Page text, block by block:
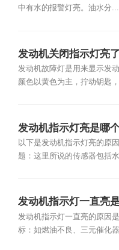
中有水的报警灯亮。油水分...
发动机关闭指示灯亮
发动机故障灯是用来显示发
颜色以黄色为主，拧动钥匙
发动机指示灯亮是哪
以下是发动机指示灯亮的原
题：这里所说的传感器包括
发动机指示灯一直亮
发动机指示灯一直亮的原因
标：如燃油不良、三元催化器